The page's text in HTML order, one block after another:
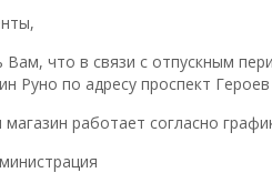
что в связи с отпускным
Руно по адресу проспект
работает согласно